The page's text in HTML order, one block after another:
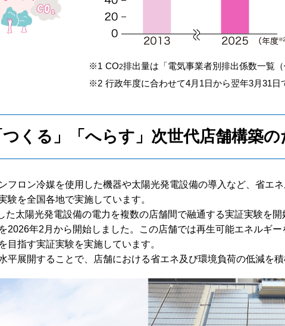
CO2排出量は「電気事業者別排出係数一覧
行政年度に合わせて4月1日から翌年3月31日
くる」「へらす」次世代店舗構築
フロン冷媒を使用した機器や太陽光発電設備の導入など、省エ
験を全国各地で実施しています。
太陽光発電設備の電力を複数の店舗間で融通する実証実験を
2026年2月から開始しました。この店舗では再生可能エネルギ
指す実証実験を実施しています。
平展開することで、店舗における省エネ及び環境負荷の低減を